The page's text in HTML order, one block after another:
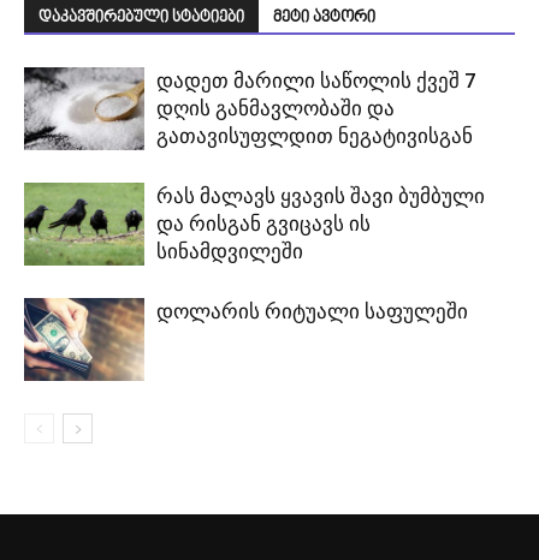
დაკავშირებული სტატიები მეტი ავტორი
დადეთ მარილი საწოლის ქვეშ 7
დღის განმავლობაში და
გათავისუფლდით ნეგატივისგან
რას მალავს ყვავის შავი ბუმბული
და რისგან გვიცავს ის
სინამდვილეში
დოლარის რიტუალი საფულეში